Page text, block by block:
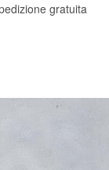
gratuita